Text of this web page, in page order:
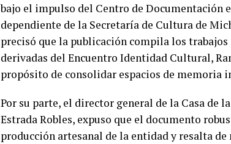
bajo el impulso del Centro de Documentación
dependiente de la Secretaría de Cultura de
precisó que la publicación compila los
derivadas del Encuentro Identidad Cultural,
propósito de consolidar espacios de memoria
Por su parte, el director general de la Casa de
Estrada Robles, expuso que el documento
producción artesanal de la entidad y resalta